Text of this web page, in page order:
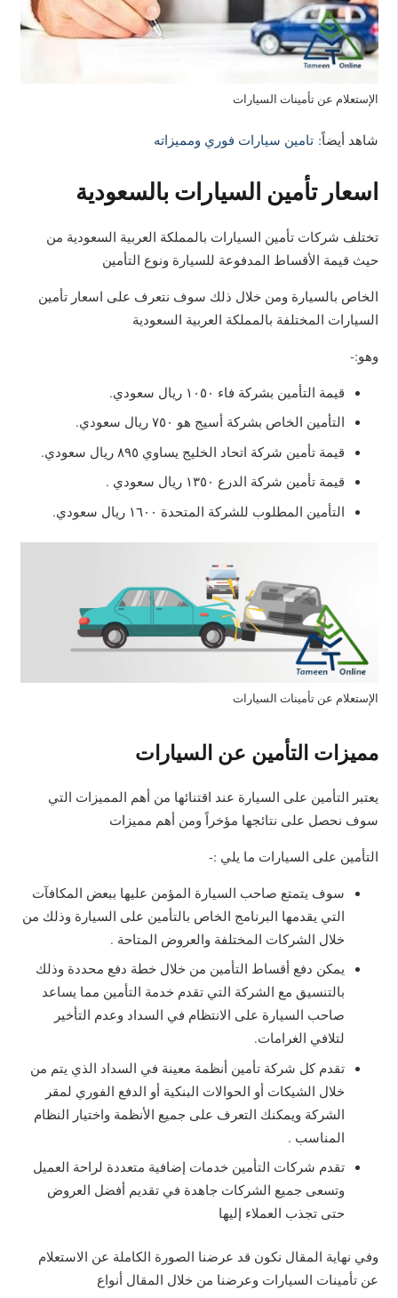
الإستعلام عن تأمينات السيارات
شاهد أيضاً:تامين سيارات فوري ومميزاته
اسعار تأمين السيارات بالسعودية
تختلف شركات تأمين السيارات بالمملكة العربية السعودية من
حيث قيمة الأقساط المدفوعة للسيارة ونوع التأمين
الخاص بالسيارة ومن خلال ذلك سوف نتعرف على اسعار تأمين
السيارات المختلفة بالمملكة العربية السعودية
وهو:-
قيمة التأمين بشركة فاء ١٠٥٠ ريال سعودي.
التأمين الخاص بشركة أسيج هو ٧٥٠ ريال سعودي.
قيمة تأمين شركة اتحاد الخليج يساوي ٨٩٥ ريال سعودي.
قيمة تأمين شركة الدرع ١٣٥٠ ريال سعودي .
التأمين المطلوب للشركة المتحدة ١٦٠٠ ريال سعودي.
الإستعلام عن تأمينات السيارات
مميزات التأمين عن السيارات
يعتبر التأمين على السيارة عند اقتنائها من أهم المميزات التي
سوف نحصل على نتائجها مؤخراً ومن أهم مميزات
التأمين على السيارات ما يلي :-
سوف يتمتع صاحب السيارة المؤمن عليها ببعض المكافآت
التي يقدمها البرنامج الخاص بالتأمين على السيارة وذلك من
خلال الشركات المختلفة والعروض المتاحة .
يمكن دفع أقساط التأمين من خلال خطة دفع محددة وذلك
بالتنسيق مع الشركة التي تقدم خدمة التأمين مما يساعد
صاحب السيارة على الانتظام في السداد وعدم التأخير
لتلافي الغرامات.
تقدم كل شركة تأمين أنظمة معينة في السداد الذي يتم من
خلال الشيكات أو الحوالات البنكية أو الدفع الفوري لمقر
الشركة ويمكنك التعرف على جميع الأنظمة واختيار النظام
المناسب .
تقدم شركات التأمين خدمات إضافية متعددة لراحة العميل
وتسعى جميع الشركات جاهدة في تقديم أفضل العروض
حتى تجذب العملاء إليها
وفي نهاية المقال نكون قد عرضنا الصورة الكاملة عن الاستعلام
عن تأمينات السيارات وعرضنا من خلال المقال أنواع